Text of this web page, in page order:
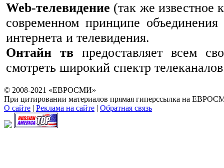
Web-телевидение (так же известное
современном принципе
интернета и телевидения.
Онтайн тв предоставляет всем
смотреть широкий спектр
© 2008-2021 «ЕВРОСМИ»
При цитировании материалов прямая гиперссылка на
О сайте | Реклама на сайте | Обратная связь